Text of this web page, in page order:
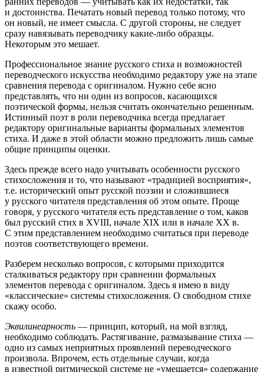
и достоинства. Печатать новый перевод только потому, что
он новый, не имеет смысла. С другой стороны, не следует
сразу навязывать переводчику какие-либо образцы.
Некоторым это мешает.
Профессиональное знание русского стиха и возможностей
переводческого искусства необходимо редактору уже на этапе
сравнения перевода с оригиналом. Нужно себе ясно
представлять, что ни один из вопросов, касающихся
поэтической формы, нельзя считать окончательно решенным.
Истинный поэт в роли переводчика всегда предлагает
редактору оригинальные варианты формальных элементов
стиха. И даже в этой области можно предложить лишь самые
общие принципы оценки.
Здесь прежде всего надо учитывать особенности русского
стихосложения и то, что называют «традицией восприятия»,
т.е. исторический опыт русской поэзии и сложившиеся
у русского читателя представления об этом опыте. Проще
говоря, у русского читателя есть представление о том, каков
был русский стих в ХVIII, начале ХIХ или в начале ХХ в.
С этим представлением необходимо считаться при переводе
поэтов соответствующего времени.
Разберем несколько вопросов, с которыми приходится
сталкиваться редактору при сравнении формальных
элементов перевода с оригиналом. Здесь я имею в виду
«классические» системы стихосложения. О свободном стихе
скажу особо.
Эквилинеарность — принцип, который, на мой взгляд,
необходимо соблюдать. Растягивание, размазывание стиха —
одно из самых неприятных проявлений переводческого
произвола. Впрочем, есть отдельные случаи, когда
в известной ритмической системе не «умещается» содержание